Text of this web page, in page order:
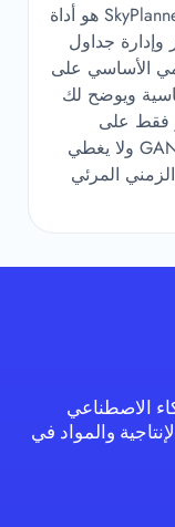
الجدول الزمني لـ SkyPlanner’s GANTT Timeline هو أداة
جداول
الأساسي على
ويوضح لك
فقط على
الجوانب الأساسية للمخطط الزمني GANTT ولا يغطي
جميع الميزات. يتيح لك جدول GANTT الزمني المرئي
الاصطناعي
والمواد في